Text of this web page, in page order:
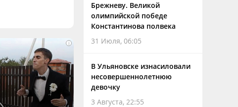
i
Брежневу. Великой
олимпийской победе
Константинова полвека
31 Июля, 06:05
В Ульяновске изнасиловали
несовершеннолетнюю
девочку
3 Августа, 22:55